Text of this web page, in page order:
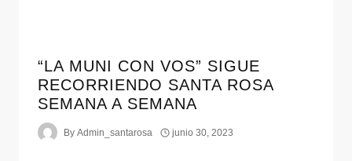
“LA MUNI CON VOS” SIGUE
RECORRIENDO SANTA ROSA
SEMANA A SEMANA
By Admin_santarosa junio 30, 2023